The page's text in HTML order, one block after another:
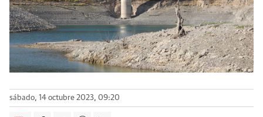
sábado, 14 octubre 2023, 09:20